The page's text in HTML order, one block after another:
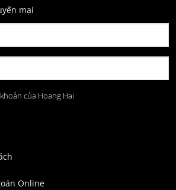
mại
của Hoang Hai
Online